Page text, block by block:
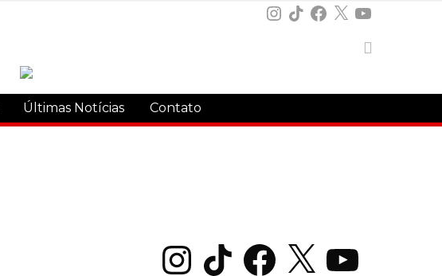
Instagram
TikTokFacebook
X YouTube
Últimas Notícias Contato
InstagramTikTok Facebook
X YouTube